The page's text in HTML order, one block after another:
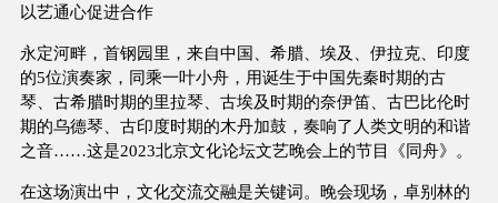
以艺通心促进合作
永定河畔，首钢园里，来自中国、希腊、埃及、伊拉克、印度
的5位演奏家，同乘一叶小舟，用诞生于中国先秦时期的古
琴、古希腊时期的里拉琴、古埃及时期的奈伊笛、古巴比伦时
期的乌德琴、古印度时期的木丹加鼓，奏响了人类文明的和谐
之音……这是2023北京文化论坛文艺晚会上的节目《同舟》。
在这场演出中，文化交流交融是关键词。晚会现场，卓别林的